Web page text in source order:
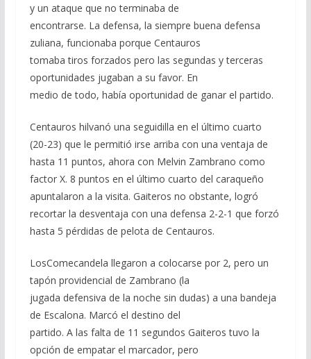
y un ataque que no terminaba de
encontrarse. La defensa, la siempre buena defensa
zuliana, funcionaba porque Centauros
tomaba tiros forzados pero las segundas y terceras
oportunidades jugaban a su favor. En
medio de todo, había oportunidad de ganar el partido.
Centauros hilvanó una seguidilla en el último cuarto
(20-23) que le permitió irse arriba con una ventaja de
hasta 11 puntos, ahora con Melvin Zambrano como
factor X. 8 puntos en el último cuarto del caraqueño
apuntalaron a la visita. Gaiteros no obstante, logró
recortar la desventaja con una defensa 2-2-1 que forzó
hasta 5 pérdidas de pelota de Centauros.
LosComecandela llegaron a colocarse por 2, pero un
tapón providencial de Zambrano (la
jugada defensiva de la noche sin dudas) a una bandeja
de Escalona. Marcó el destino del
partido. A las falta de 11 segundos Gaiteros tuvo la
opción de empatar el marcador, pero